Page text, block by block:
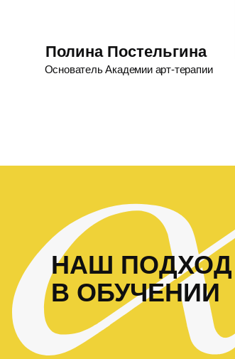
Полина Постельгина
Основатель Академии арт-терапии
НАШ ПОДХОД
В ОБУЧЕНИИ